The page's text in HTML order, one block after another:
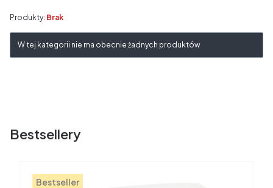
Produkty: Brak
Lista produktów
W tej kategorii nie ma obecnie żadnych produktów
Bestsellery
Bestseller